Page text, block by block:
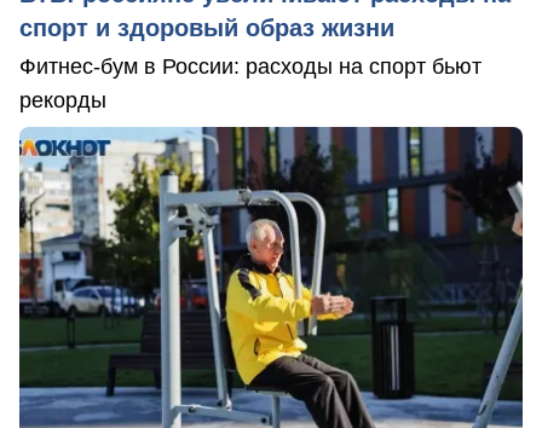
спорт и здоровый образ жизни
Фитнес-бум в России: расходы на спорт бьют
рекорды